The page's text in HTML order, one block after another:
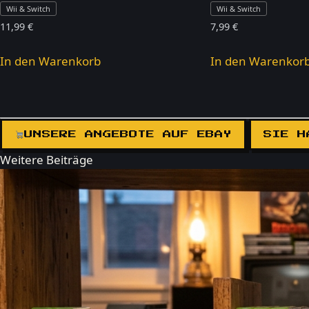
Wii & Switch
11,99 €
In den Warenkorb
Wii & Switch
7,99€
In den
UNSERE ANGEBOTE AUF EBAY SIE
Weitere Beiträge